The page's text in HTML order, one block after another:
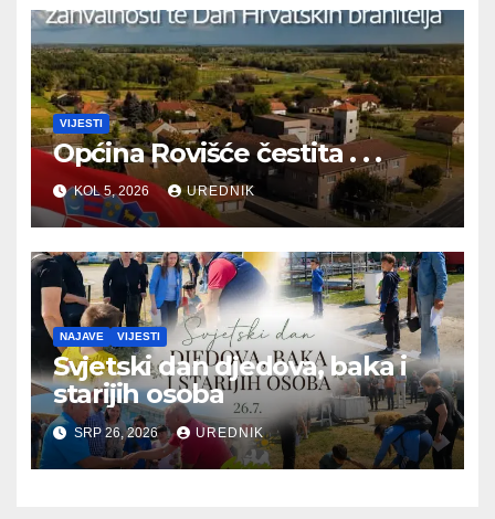
VIJESTI
Općina Rovišće čestita . . .
KOL 5, 2026 UREDNIK
NAJAVE VIJESTI
Svjetski dan djedova, baka i
starijih osoba
SRP 26, 2026 UREDNIK